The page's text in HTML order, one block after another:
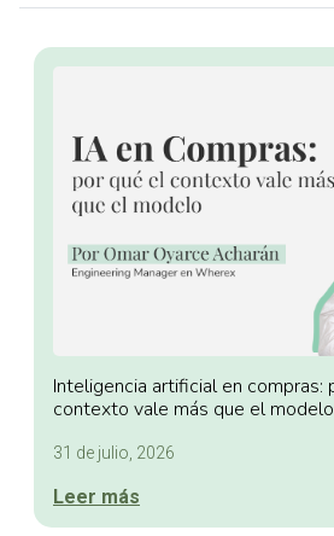
Inteligencia artificial en compras:
contexto vale más que el modelo
31 de julio, 2026
Leer más